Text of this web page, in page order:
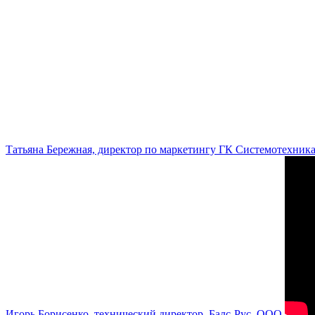
Татьяна Бережная, директор по маркетингу ГК Системотехника